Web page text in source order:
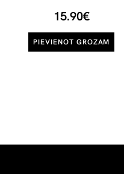
15.90€
PIEVIENOT GROZAM